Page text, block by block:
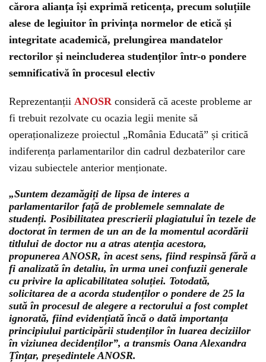
cărora alianța își exprimă reticența, precum soluțiile
alese de legiuitor în privința normelor de etică și
integritate academică, prelungirea mandatelor
rectorilor și neincluderea studenților într-o pondere
semnificativă în procesul electiv
Reprezentanții ANOSR consideră că aceste probleme ar
fi trebuit rezolvate cu ocazia legii menite să
operaționalizeze proiectul „România Educată” și critică
indiferența parlamentarilor din cadrul dezbaterilor care
vizau subiectele anterior menționate.
„Suntem dezamăgiți de lipsa de interes a
parlamentarilor față de problemele semnalate de
studenți. Posibilitatea prescrierii plagiatului în tezele de
doctorat în termen de un an de la momentul acordării
titlului de doctor nu a atras atenția acestora,
propunerea ANOSR, în acest sens, fiind respinsă fără a
fi analizată în detaliu, în urma unei confuzii generale
cu privire la aplicabilitatea soluției. Totodată,
solicitarea de a acorda studenților o pondere de 25 la
sută în procesul de alegere a rectorului a fost complet
ignorată, fiind evidențiată încă o dată importanța
principiului participării studenților în luarea deciziilor
în viziunea decidenților”, a transmis Oana Alexandra
Țînțar, președintele ANOSR.